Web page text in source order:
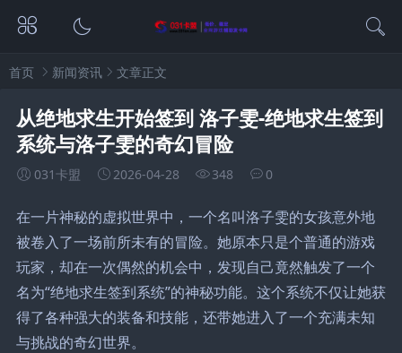
首页 新闻资讯 文章正文
从绝地求生开始签到 洛子雯-绝地求生签到
系统与洛子雯的奇幻冒险
031卡盟 2026-04-28 348 0
在一片神秘的虚拟世界中，一个名叫洛子雯的女孩意外地
被卷入了一场前所未有的冒险。她原本只是个普通的游戏
玩家，却在一次偶然的机会中，发现自己竟然触发了一个
名为“绝地求生签到系统”的神秘功能。这个系统不仅让她获
得了各种强大的装备和技能，还带她进入了一个充满未知
与挑战的奇幻世界。